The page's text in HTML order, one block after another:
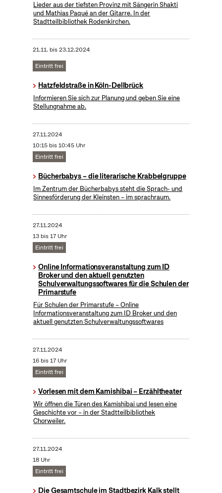
Lieder aus der tiefsten Provinz mit Sängerin Shakti
und Mathias Paqué an der Gitarre. In der
Stadtteilbibliothek Rodenkirchen.
21.11. bis23.12.2024
Eintritt frei
Hatzfeldstraße in Köln-Dellbrück
Informieren Sie sich zur Planung und geben Sie eine
Stellungnahme ab.
27.11.2024
10:15 bis 10:45 Uhr
Eintritt frei
Bücherbabys – die literarische Krabbelgruppe
Im Zentrum der Bücherbabys steht die Sprach- und
Sinnesförderung der Kleinsten – im sprachraum.
27.11.2024
13 bis 17 Uhr
Eintritt frei
Online Informationsveranstaltung zum ID
Broker und den aktuell genutzten
Schulverwaltungssoftwares für die Schulen der
Primarstufe
Für Schulen der Primarstufe – Online
Informationsveranstaltung zum ID Broker und den
aktuell genutzten Schulverwaltungssoftwares
27.11.2024
16 bis 17 Uhr
Eintritt frei
Vorlesen mit dem Kamishibai – Erzähltheater
Wir öffnen die Türen des Kamishibai und lesen eine
Geschichte vor – in der Stadtteilbibliothek
Chorweiler.
27.11.2024
18 Uhr
Eintritt frei
Die Gesamtschule im Stadtbezirk Kalk stellt